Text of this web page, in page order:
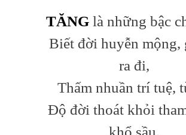
TĂNGlà những bậc
Biết đời huyễn mộng,
ra đi,
Thấm nhuần trí tuệ,
Độ đời thoát khỏi
khổ sầu.